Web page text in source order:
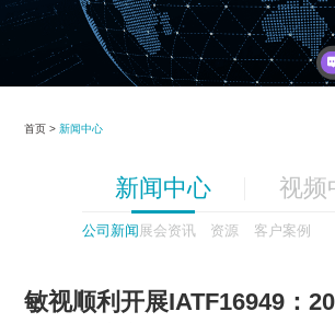
首页 > 新闻中心
新闻中心
公司新闻 展会资讯 资源 客户案例
视频
敏视顺利开展IATF16949：